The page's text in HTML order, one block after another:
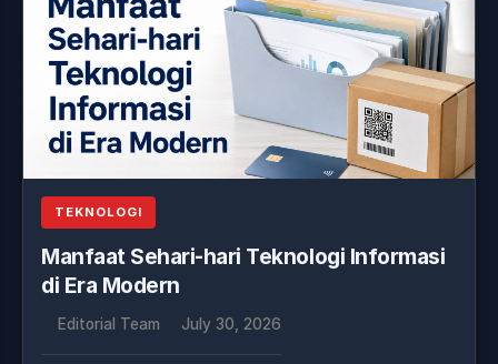
TEKNOLOGI
Manfaat Sehari-hari Teknologi Informasi
di Era Modern
Editorial Team July 30, 2026